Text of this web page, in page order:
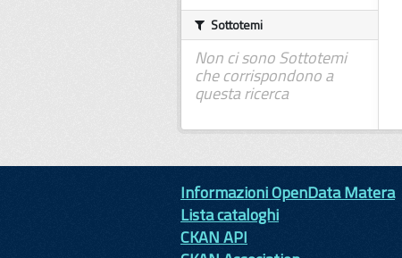
Sottotemi
Non ci sono Sottotemi
che corrispondono a
questa ricerca
Informazioni OpenData Matera
Lista cataloghi
CKAN API